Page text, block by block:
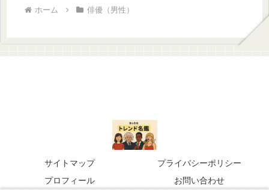
ホーム 俳優（男性）
サイトマップ
プライバシーポリシー
プロフィール
お問い合わせ